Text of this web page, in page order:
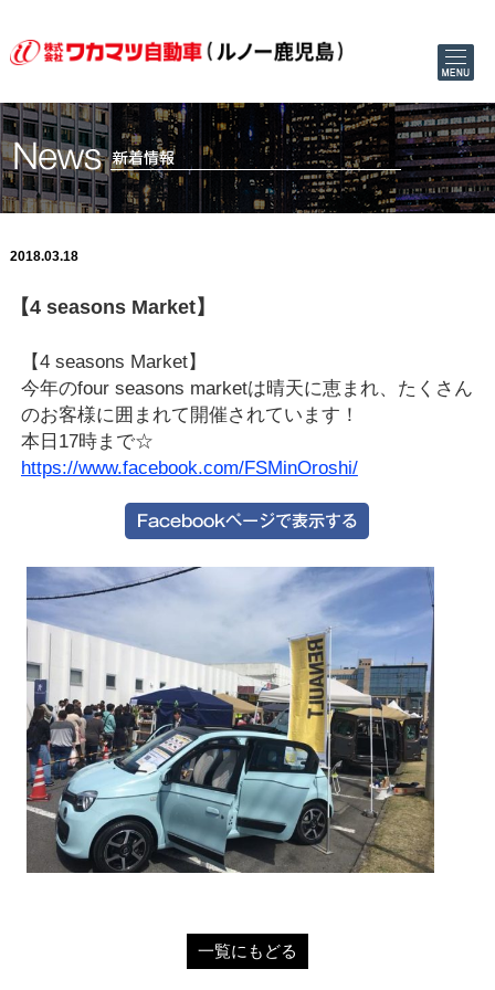
2018.03.18
【4 seasons Market】
【4 seasons Market】
今年のfour seasons marketは晴天に恵まれ、たくさん
のお客様に囲まれて開催されています！
本日17時まで☆
https://www.facebook.com/FSMinOroshi/
一覧にもどる